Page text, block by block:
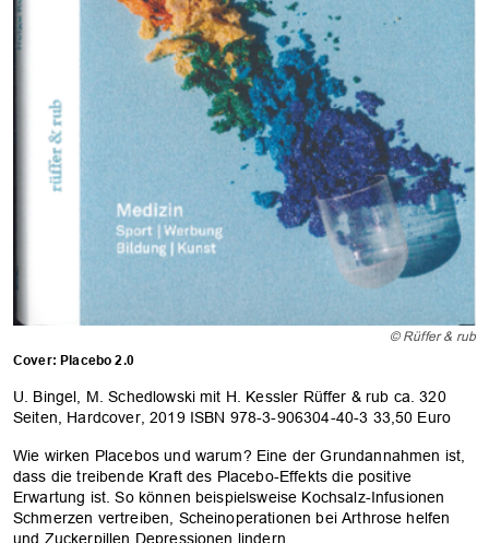
© Rüffer & rub
Cover: Placebo 2.0
U. Bingel, M. Schedlowski mit H. Kessler Rüffer & rub ca. 320
Seiten, Hardcover, 2019 ISBN 978-3-906304-40-3 33,50 Euro
Wie wirken Placebos und warum? Eine der Grundannahmen ist,
dass die treibende Kraft des Placebo-Effekts die positive
Erwartung ist. So können beispielsweise Kochsalz-Infusionen
Schmerzen vertreiben, Scheinoperationen bei Arthrose helfen
und Zuckerpillen Depressionen lindern.